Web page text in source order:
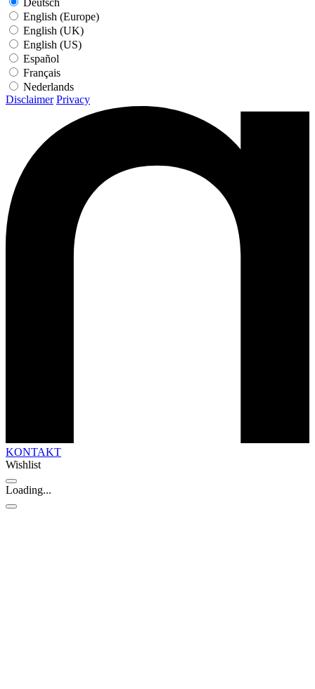
Deutsch
English (Europe)
English (UK)
English (US)
Español
Français
Nederlands
Disclaimer Privacy
KONTAKT
Wishlist
Loading...